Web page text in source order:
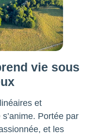
vie sous
et
Portée par
et les